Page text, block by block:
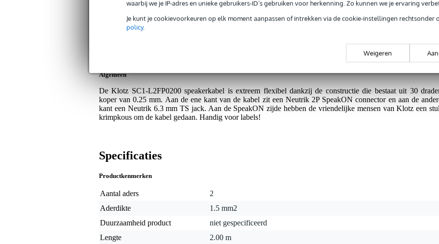
waarbij we je IP-adres en unieke gebruikers-ID’s gebruiken voor herkenning. Zo kunnen we je ervaring
Je kunt je cookievoorkeuren op elk moment aanpassen of intrekken via de cookie-instellingen rechtsonder
policy.
Weigeren
Op dit product krijg je levenslange garantie op fabrieksfouten.
Plus- en minpunten
Algemeen
De Klotz SC1-L2FP0200 speakerkabel is extreem flexibel dankzij de constructie die bestaat uit 30
koper van 0.25 mm. Aan de ene kant van de kabel zit een Neutrik 2P SpeakON connector en aan de
kant een Neutrik 6.3 mm TS jack. Aan de SpeakON zijde hebben de vriendelijke mensen van Klotz een
krimpkous om de kabel gedaan. Handig voor labels!
Specificaties
Productkenmerken
Aantal aders
2
Aderdikte
1.5 mm2
Duurzaamheid product
niet gespecificeerd
Lengte
2.00 m